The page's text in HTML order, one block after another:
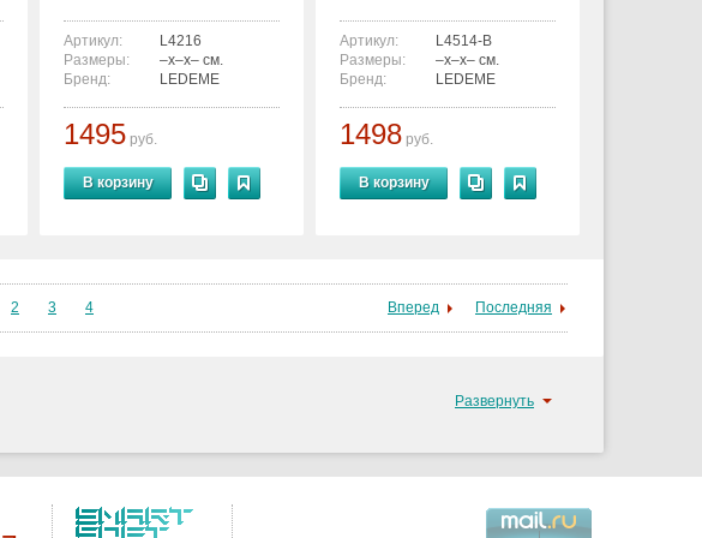
Артикул:
L4216
Размеры:
–x–x– см.
Бренд:
LEDEME
1495 руб.
В корзину
Артикул:
L4514-B
Размеры:
–x–x– см.
Бренд:
LEDEME
1498 руб.
В корзину
2 3 4 Вперед Последняя
Развернуть